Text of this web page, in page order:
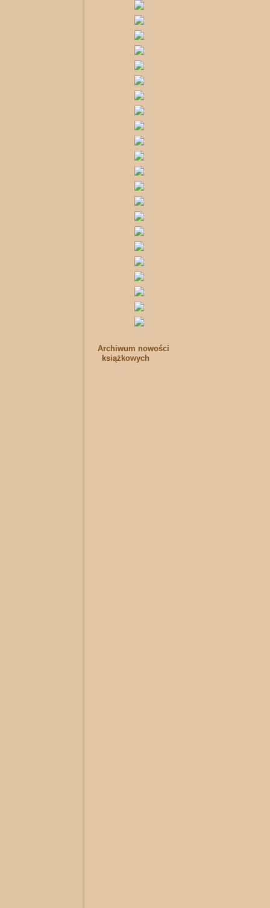
Archiwum nowości
książkowych